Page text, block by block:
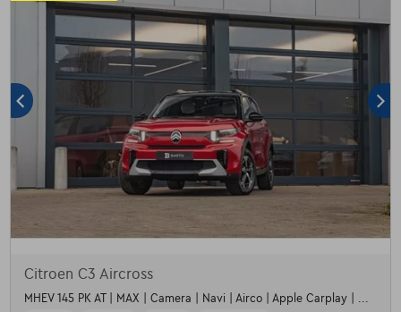
Citroen C3 Aircross
MHEV 145 PK AT | MAX | Camera | Navi | Airco | Apple Carplay | ...